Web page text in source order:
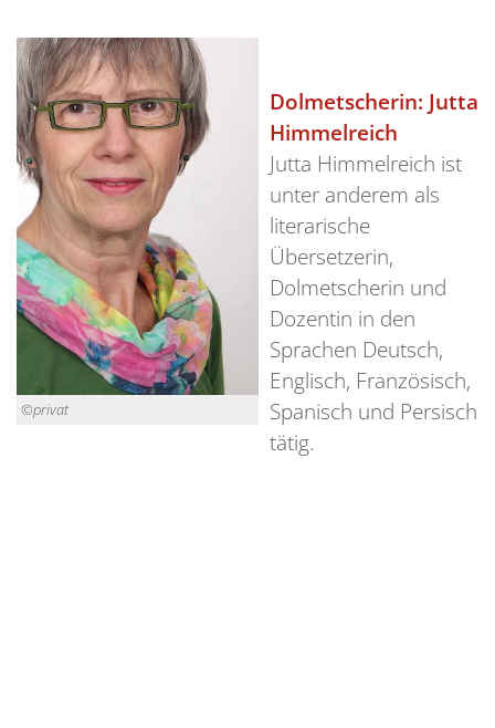
©privat
Dolmetscherin: Jutta
Himmelreich
Jutta Himmelreich ist
unter anderem als
literarische
Übersetzerin,
Dolmetscherin und
Dozentin in den
Sprachen Deutsch,
Englisch, Französisch,
Spanisch und Persisch
tätig.